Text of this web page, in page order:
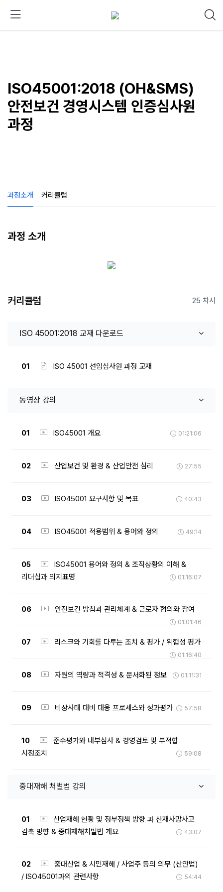
ISO45001:2018 (OH&SMS)
안전보건 경영시스템 인증심사원
과정
과정소개 커리큘럼
과정 소개
커리큘럼 25 차시
ISO 45001:2018 교재 다운로드
01 ISO 45001 선임심사원 과정 교재
동영상 강의
01 ISO45001 개요 01:21:06
02 산업보건 및 환경 & 산업안전 심리 27:55
03 ISO45001 요구사항 및 목표 40:43
04 ISO45001 적용범위 & 용어와 정의 49:14
05
ISO45001 용어와 정의 & 조직상황의 이해 &
리더십과 의지표명
01:16:07
06 안전보건 방침과 관리체계 & 근로자 협의와 참여
01:01:46
07 리스크와 기회를 다루는 조치 & 평가 / 위험성 평가
01:16:40
08 자원의 역량과 적격성 & 문서화된 정보 01:11:31
09 비상사태 대비 대응 프로세스와 성과평가 57:58
10
준수평가와 내부심사 & 경영검토 및 부적합
시정조치
59:08
중대재해 처벌법 강의
01
산업재해 현황 및 정부정책 방향 과 산재사망사고
감축 방향 & 중대재해처벌법 개요
43:07
02
중대산업 & 시민재해 / 사업주 등의 의무 (산안법)
/ ISO45001과의 관련사항
54:44